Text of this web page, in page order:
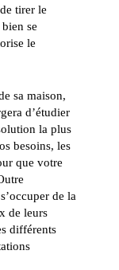
tirer le
se
le
sa maison,
d’étudier
la plus
besoins, les
que votre
de la
de leurs
différents